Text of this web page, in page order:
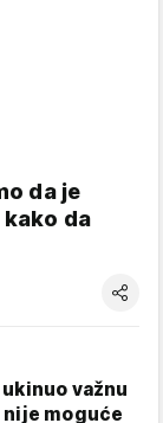
da je
da
važnu
moguće